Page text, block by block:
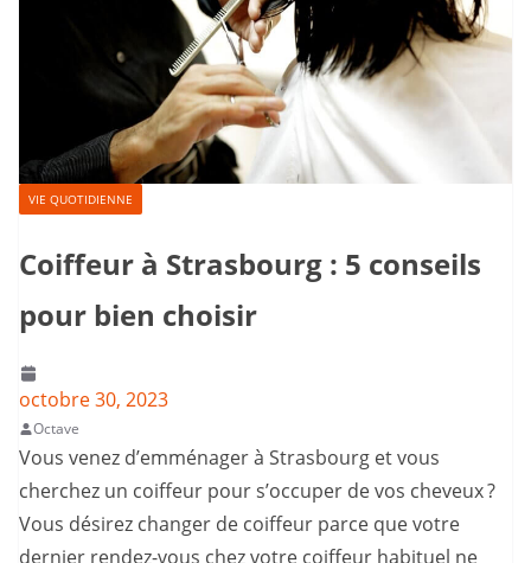
VIE QUOTIDIENNE
Coiffeur à Strasbourg : 5 conseils
pour bien choisir
octobre 30, 2023
Octave
Vous venez d’emménager à Strasbourg et vous
cherchez un coiffeur pour s’occuper de vos cheveux ?
Vous désirez changer de coiffeur parce que votre
dernier rendez-vous chez votre coiffeur habituel ne